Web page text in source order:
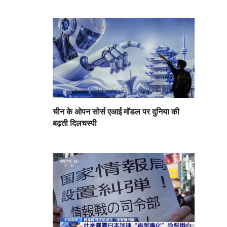
गर्मी से बचने के लिए रचनात्मक तरीके अपनाते हैं
चीन के ओपन सोर्स एआई मॉडल पर दुनिया की
बढ़ती दिलचस्पी